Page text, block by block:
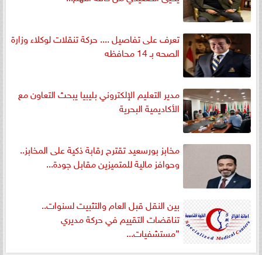
تعرف على تفاصيل .... حركة تنقلات لوكلاء وزارة
الصحه بـ 14 محافظه
مدير التعليم الإلكتروني بليبيا يبحث التعاون مع
الأكاديمية البحرية
مخابز بورسعيد تقترح رقابة ذكية على المخابز..
وحوافز مالية للمتميزين مقابل جودة...
بين النقل قبل العام والتثبيت لسنوات..
تناقضات التقييم في حركة مديري
”مستشفيات...